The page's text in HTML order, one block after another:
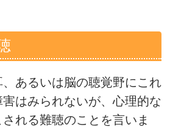
あるいは脳の聴覚野にこれ
はみられないが、心理的な
れる難聴のことを言いま